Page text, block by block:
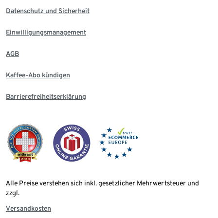
Datenschutz und Sicherheit
Einwilligungsmanagement
AGB
Kaffee-Abo kündigen
Barrierefreiheitserklärung
Alle Preise verstehen sich inkl. gesetzlicher Mehrwertsteuer und
zzgl.
Versandkosten